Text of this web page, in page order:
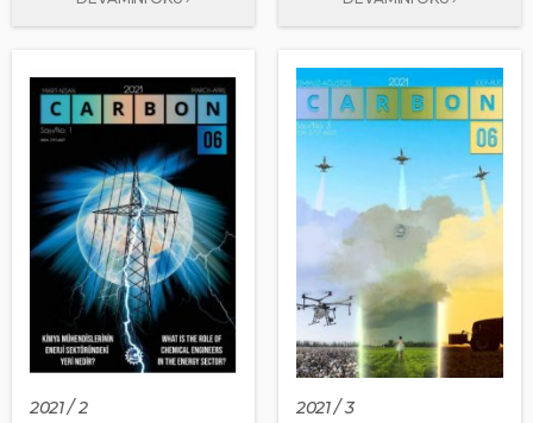
2021 / 2
2021 / 3